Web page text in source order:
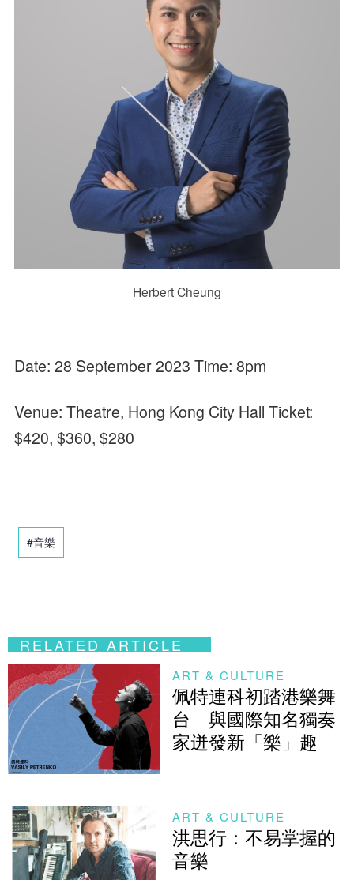
Herbert Cheung
Date: 28 September 2023 Time: 8pm
Venue: Theatre, Hong Kong City Hall Ticket:
$420, $360, $280
#音樂
RELATED ARTICLE
ART & CULTURE
佩特連科初踏港樂舞
台 與國際知名獨奏
家迸發新「樂」趣
ART & CULTURE
洪思行：不易掌握的
音樂